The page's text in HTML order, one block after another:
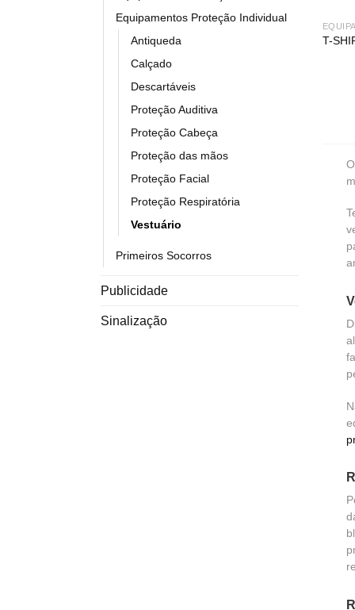
Equipamentos Proteção Individual
Antiqueda
Calçado
Descartáveis
Proteção Auditiva
Proteção Cabeça
Proteção das mãos
Proteção Facial
Proteção Respiratória
Vestuário
Primeiros Socorros
Publicidade
Sinalização
T-